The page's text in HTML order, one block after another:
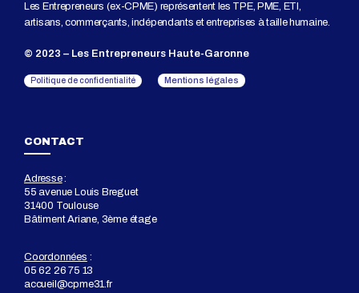
Les Entrepreneurs (ex-CPME) représentent les TPE, PME, ETI,
artisans, commerçants, indépendants et entreprises à taille humaine.
© 2023 – Les Entrepreneurs Haute-Garonne
Politique de confidentialité Mentions légales
CONTACT
Adresse:
55 avenue Louis Breguet
31400 Toulouse
Bâtiment Ariane, 3ème étage
Coordonnées :
05 62 26 75 13
accueil@cpme31.fr